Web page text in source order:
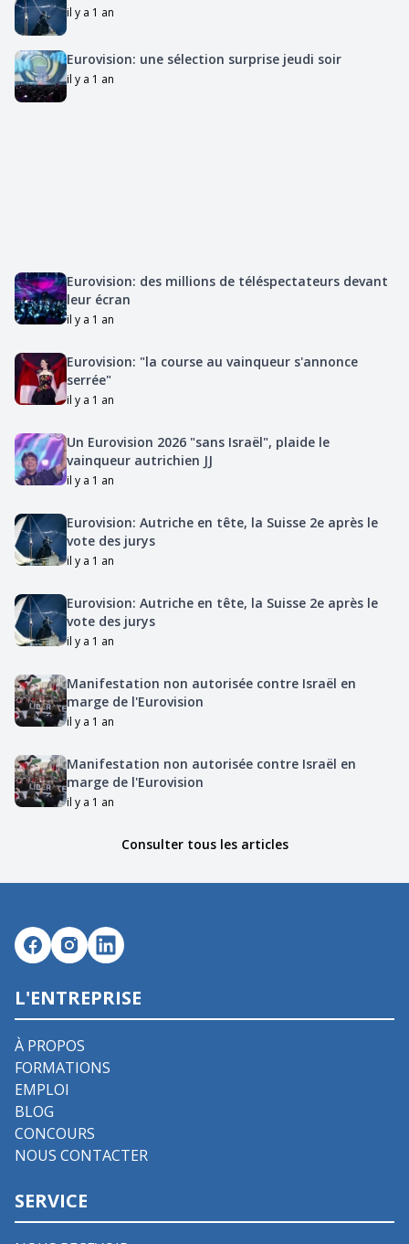
il y a 1 an
Eurovision: une sélection surprise jeudi soir
il y a 1 an
Eurovision: des millions de téléspectateurs devant
leur écran
il y a 1 an
Eurovision: "la course au vainqueur s'annonce
serrée"
il y a 1 an
Un Eurovision 2026 "sans Israël", plaide le
vainqueur autrichien JJ
il y a 1 an
Eurovision: Autriche en tête, la Suisse 2e après le
vote des jurys
il y a 1 an
Eurovision: Autriche en tête, la Suisse 2e après le
vote des jurys
il y a 1 an
Manifestation non autorisée contre Israël en
marge de l'Eurovision
il y a 1 an
Manifestation non autorisée contre Israël en
marge de l'Eurovision
il y a 1 an
Consulter tous les articles
L'ENTREPRISE
À PROPOS
FORMATIONS
EMPLOI
BLOG
CONCOURS
NOUS CONTACTER
SERVICE